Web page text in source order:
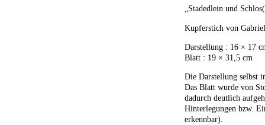
„Stadedlein und
Kupferstich von
Darstellung : 16 × 17
Blatt : 19 × 31,5 cm
Die Darstellung selbst
Das Blatt wurde von
dadurch deutlich
Hinterlegungen bzw.
erkennbar).